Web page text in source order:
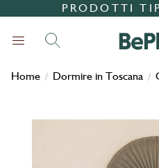
PRODOTTI
Home / Dormire in Toscana /